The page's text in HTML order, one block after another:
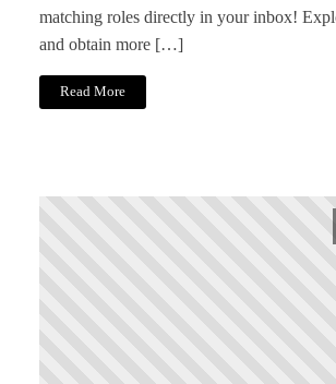
matching roles directly in your inbox!
and obtain more […]
Read More